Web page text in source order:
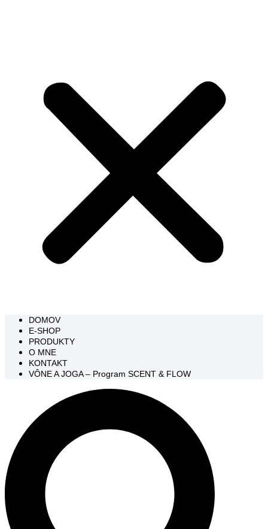
DOMOV
E-SHOP
PRODUKTY
O MNE
KONTAKT
VÔNE A JOGA – Program SCENT & FLOW